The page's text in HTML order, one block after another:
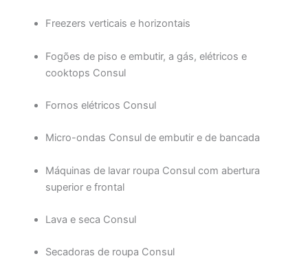
Freezers verticais e horizontais
Fogões de piso e embutir, a gás, elétricos e
cooktops Consul
Fornos elétricos Consul
Micro-ondas Consul de embutir e de bancada
Máquinas de lavar roupa Consul com abertura
superior e frontal
Lava e seca Consul
Secadoras de roupa Consul